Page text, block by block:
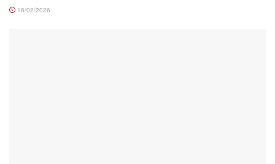
16/02/2026